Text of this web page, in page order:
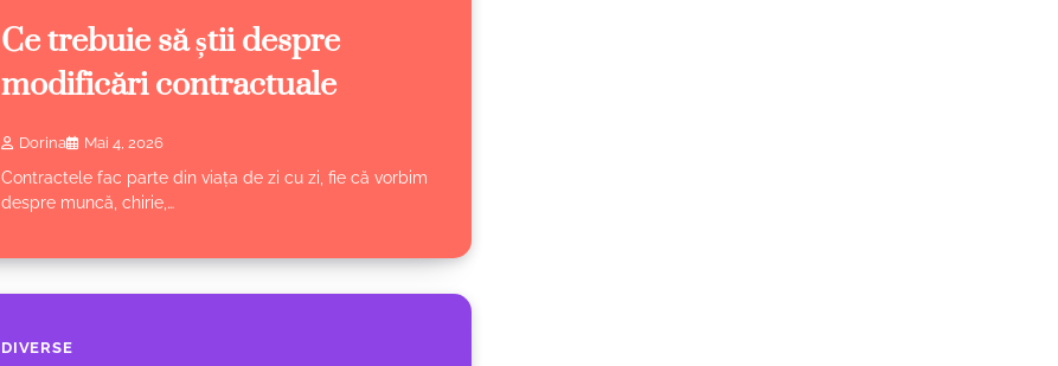
Ce trebuie să știi despre
modificări contractuale
Dorina Mai 4, 2026
Contractele fac parte din viața de zi cu zi, fie că vorbim
despre muncă, chirie,…
DIVERSE